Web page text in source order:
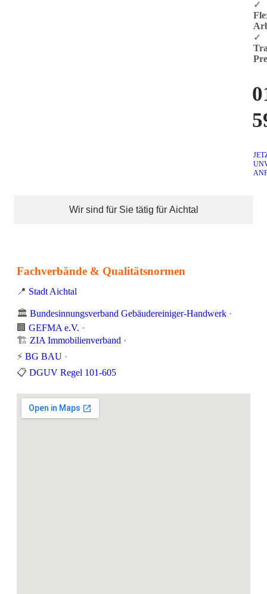
Wir sind für Sie tätig für Aichtal
✓
✓
Fachverbände & Qualitätsnormen
📍 Stadt Aichtal
🏛️ Bundesinnungsverband Gebäudereiniger-Handwerk ·
🏢 GEFMA e.V. ·
🏗️ ZIA Immobilienverband ·
⚡ BG BAU ·
📋 DGUV Regel 101-605